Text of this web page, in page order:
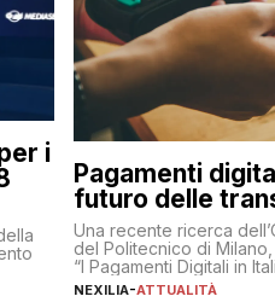
i
Pagamenti
futuro delle
Una recente ricerca
del Politecnico di
“I Pagamenti Digitali in
definitivi del primo
NEXILIA-ATTUALITÀ